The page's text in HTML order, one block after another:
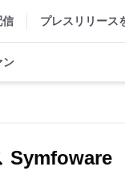
信 プレスリリース
ン
Symfoware